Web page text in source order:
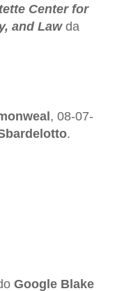
Center for
and Law da
, 08-07-
.
Google Blake